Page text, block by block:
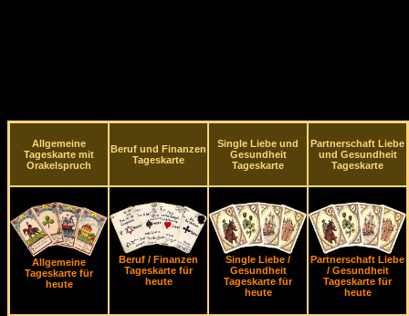
Allgemeine
Tageskarte mit
Orakelspruch
Beruf und Finanzen
Tageskarte
Single Liebe und
Gesundheit
Tageskarte
Partnerschaft Liebe
und Gesundheit
Tageskarte
Allgemeine
Tageskarte für
heute
Beruf / Finanzen
Tageskarte für
heute
Single Liebe /
Gesundheit
Tageskarte für
heute
Partnerschaft Liebe
/ Gesundheit
Tageskarte für
heute